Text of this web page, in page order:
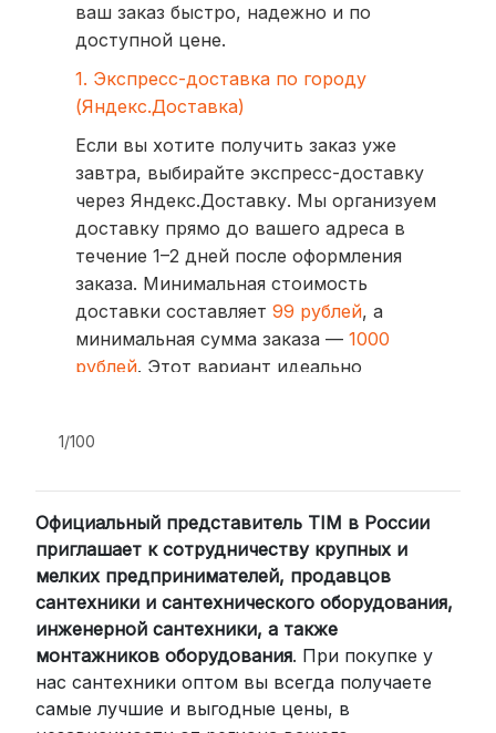
ваш заказ быстро, надежно и по
доступной цене.
1. Экспресс-доставка по городу
(Яндекс.Доставка)
Если вы хотите получить заказ уже
завтра, выбирайте экспресс-доставку
через Яндекс.Доставку. Мы организуем
доставку прямо до вашего адреса в
течение 1–2 дней после оформления
заказа. Минимальная стоимость
доставки составляет 99 рублей, а
минимальная сумма заказа — 1000
рублей. Этот вариант идеально
компании (СДЭК, BoxBerry, DPD)
Для клиентов из других регионов
России мы сотрудничаем с
проверенными транспортными
компаниями:
СДЭК: Выбирайте доставку до
пункта выдачи (от 2 дней) или
курьером до двери (от 3 дней).
1/100
Официальный представитель TIM в России
приглашает к сотрудничеству крупных и
мелких предпринимателей, продавцов
сантехники и сантехнического оборудования,
инженерной сантехники, а также
монтажников оборудования. При покупке у
нас сантехники оптом вы всегда получаете
самые лучшие и выгодные цены, в